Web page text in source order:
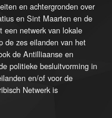
en achtergronden over
en Sint Maarten en de
een netwerk van lokale
de zes eilanden van het
de Antilliaanse en
politieke besluitvorming in
en/of voor de
Netwerk is